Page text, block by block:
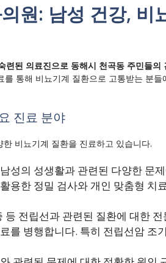
원: 남성 건강, 비
된 의료진으로 동해시 천곡동 주민들의
통해 비뇨기계 질환으로 고통받는 분
진료 분야
비뇨기계 질환을 진료하고 있습니다.
성의 성생활과 관련된 다양한 문
용한 정밀 검사와 개인 맞춤형 치
등 전립선과 관련된 질환에 대한
를 병행합니다. 특히 전립선암 조